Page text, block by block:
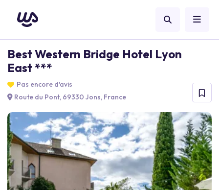
Best Western Bridge Hotel Lyon
East ***
Pas encore d'avis
Route du Pont, 69330 Jons, France